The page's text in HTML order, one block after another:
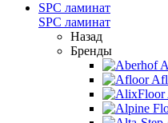
SPC ламинат
SPC ламинат
Назад
Бренды